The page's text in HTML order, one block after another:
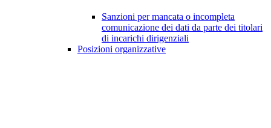
Sanzioni per mancata o incompleta
comunicazione dei dati da parte dei titolari
di incarichi dirigenziali
Posizioni organizzative